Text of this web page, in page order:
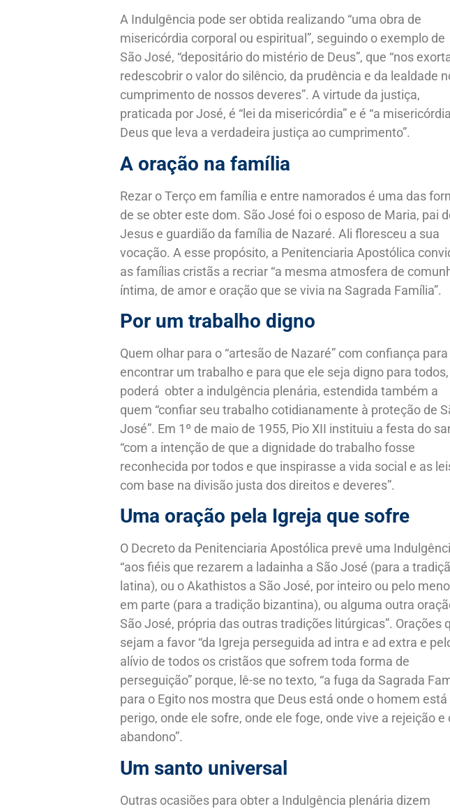
A Indulgência pode ser obtida realizando “uma obra de
misericórdia corporal ou espiritual”, seguindo o exemplo de
São José, “depositário do mistério de Deus”, que “nos
redescobrir o valor do silêncio, da prudência e da lealdade
cumprimento de nossos deveres”. A virtude da justiça,
praticada por José, é “lei da misericórdia” e é “a
Deus que leva a verdadeira justiça ao cumprimento”.
A oração na família
Rezar o Terço em família e entre namorados é uma das
de se obter este dom. São José foi o esposo de Maria, pai
Jesus e guardião da família de Nazaré. Ali floresceu a sua
vocação. A esse propósito, a Penitenciaria Apostólica
as famílias cristãs a recriar “a mesma atmosfera de
íntima, de amor e oração que se vivia na Sagrada Família”.
Por um trabalho digno
Quem olhar para o “artesão de Nazaré” com confiança para
encontrar um trabalho e para que ele seja digno para todos,
poderá obter a indulgência plenária, estendida também a
quem “confiar seu trabalho cotidianamente à proteção de
José”. Em 1º de maio de 1955, Pio XII instituiu a festa do
“com a intenção de que a dignidade do trabalho fosse
reconhecida por todos e que inspirasse a vida social e as
com base na divisão justa dos direitos e deveres”.
Uma oração pela Igreja que sofre
O Decreto da Penitenciaria Apostólica prevê uma
“aos fiéis que rezarem a ladainha a São José (para a
latina), ou o Akathistos a São José, por inteiro ou pelo
em parte (para a tradição bizantina), ou alguma outra
São José, própria das outras tradições litúrgicas”. Orações
sejam a favor “da Igreja perseguida ad intra e ad extra e
alívio de todos os cristãos que sofrem toda forma de
perseguição” porque, lê-se no texto, “a fuga da Sagrada
para o Egito nos mostra que Deus está onde o homem está
perigo, onde ele sofre, onde ele foge, onde vive a rejeição e
abandono”.
Um santo universal
Outras ocasiões para obter a Indulgência plenária dizem